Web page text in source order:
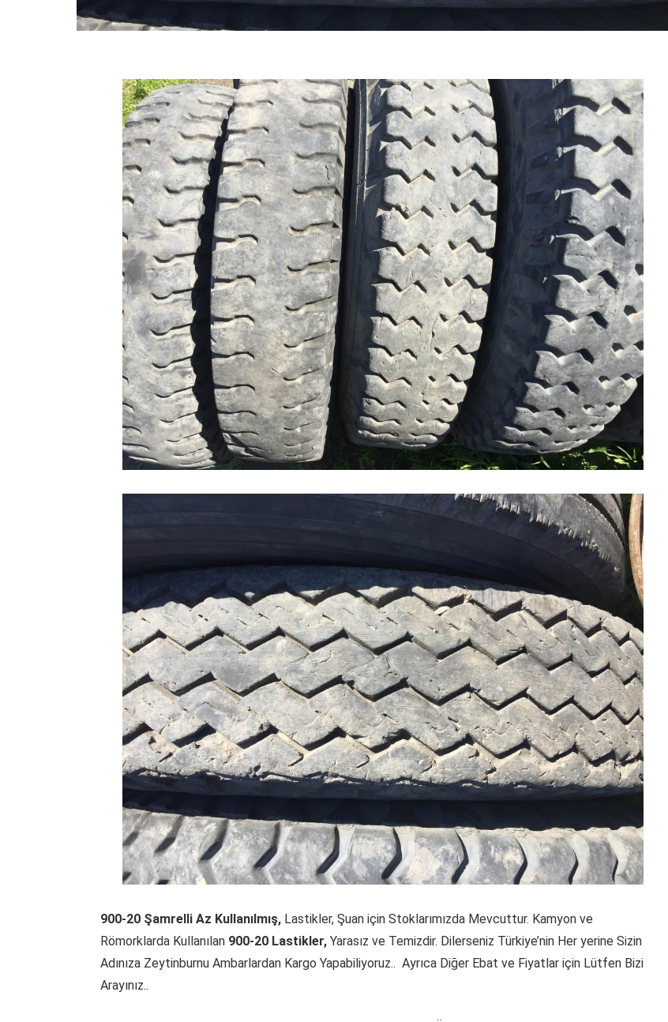
900-20 Şamrelli Az Kullanılmış, Lastikler, Şuan için Stoklarımızda Mevcuttur. Kamyon ve
Römorklarda Kullanılan 900-20 Lastikler, Yarasız ve Temizdir. Dilerseniz Türkiye’nin Her yerine Sizin
Adınıza Zeytinburnu Ambarlardan Kargo Yapabiliyoruz.. Ayrıca Diğer Ebat ve Fiyatlar için Lütfen Bizi
Arayınız..